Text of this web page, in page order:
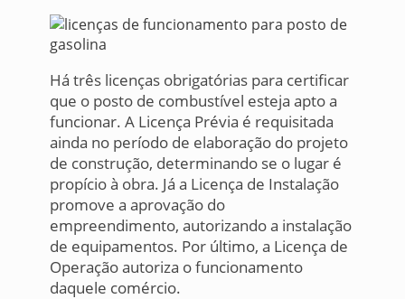
Há três licenças obrigatórias para certificar
que o posto de combustível esteja apto a
funcionar. A Licença Prévia é requisitada
ainda no período de elaboração do projeto
de construção, determinando se o lugar é
propício à obra. Já a Licença de Instalação
promove a aprovação do
empreendimento, autorizando a instalação
de equipamentos. Por último, a Licença de
Operação autoriza o funcionamento
daquele comércio.